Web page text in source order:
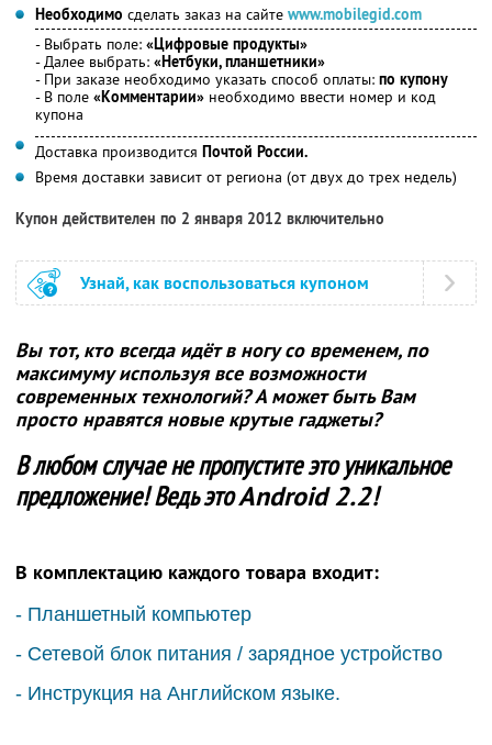
Необходимо сделать заказ на сайте www.mobilegid.com
- Выбрать поле: «Цифровые продукты»
- Далее выбрать: «Нетбуки, планшетники»
- При заказе необходимо указать способ оплаты: по купону
- В поле «Комментарии» необходимо ввести номер и код
купона
Доставка производится Почтой России.
Время доставки зависит от региона (от двух до трех недель)
Купон действителен по 2 января 2012 включительно
Узнай, как воспользоваться купоном
Вы тот, кто всегда идёт в ногу со временем, по
максимуму используя все возможности
современных технологий? А может быть Вам
просто нравятся новые крутые гаджеты?
В любом случае не пропустите это уникальное
предложение! Ведь этоAndroid 2.2!
В комплектацию каждого товара входит:
- Планшетный компьютер
- Сетевой блок питания / зарядное устройство
- Инструкция на Английском языке.